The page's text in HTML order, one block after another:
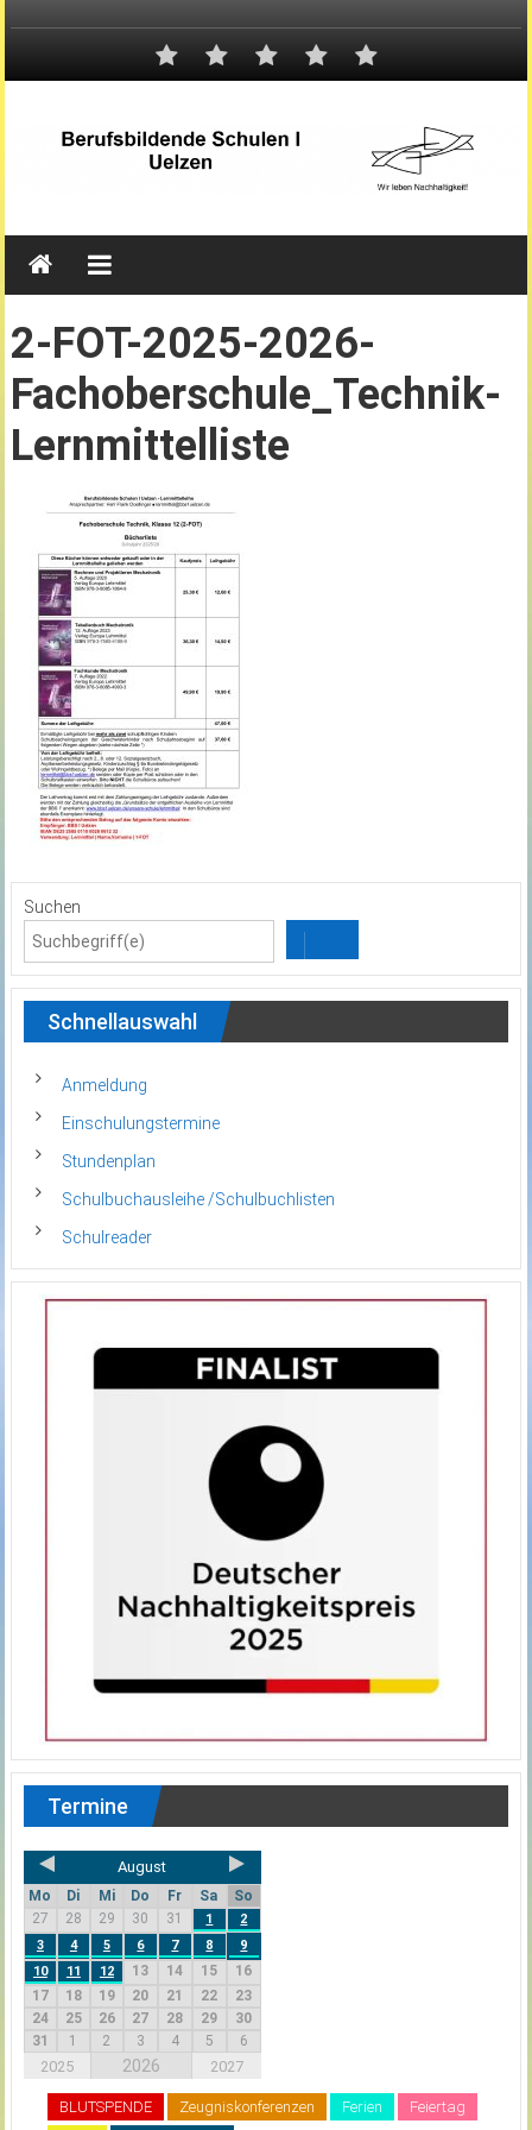
2-FOT-2025-2026-
Fachoberschule_Technik-
Lernmittelliste
Suchen
Schnellauswahl
Anmeldung
Einschulungstermine
Stundenplan
Schulbuchausleihe /Schulbuchlisten
Schulreader
Termine
August
Mo Di Mi Do Fr Sa
So
27
28 29 30 31 1
2
3
4 5 6 7 8
9
10
11 12 13 14 15
16
17
18 19 20 21 22
23
24
25 26 27 28 29
30
31
1 2 3 4 5 6
2025 2026 2027
BLUTSPENDE Zeugniskonferenzen Ferien Feiertag